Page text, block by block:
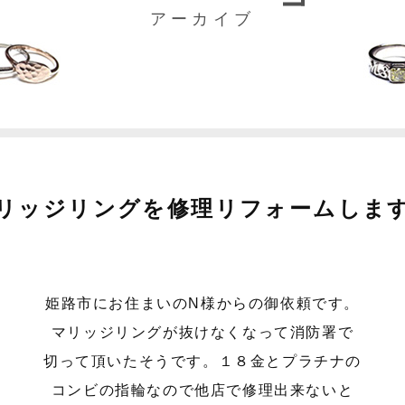
アーカイブ
ッジリングを修理リフォームしま
姫路市にお住まいのN様からの御依頼です。
マリッジリングが抜けなくなって消防署で
切って頂いたそうです。１８金とプラチナの
コンビの指輪なので他店で修理出来ないと